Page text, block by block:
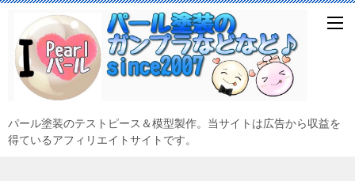
パール塗装のテストピース＆模型製作。当サイトは広告から収益を
得ているアフィリエイトサイトです。